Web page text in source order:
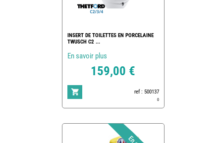
INSERT DE TOILETTES EN PORCELAINE
TWUSCH C2 ...
En savoir plus
159,00 €
ref : 500137
0